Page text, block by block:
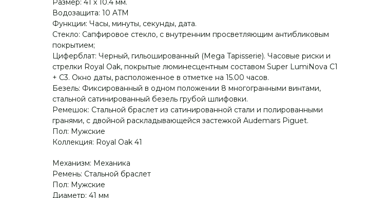
Размер: 41 х 10.4 мм.
Водозащита: 10 ATM
Функции: Часы, минуты, секунды, дата.
Стекло: Сапфировое стекло, с внутренним просветляющим антибликовым
покрытием;
Циферблат: Черный, гильошированный (Mega Tapisserie). Часовые риски и
стрелки Royal Oak, покрытые люминесцентным составом Super LumiNova С1
+ С3. Окно даты, расположенное в отметке на 15.00 часов.
Безель: Фиксированный в одном положении 8 многогранными винтами,
стальной сатинированный безель грубой шлифовки.
Ремешок: Стальной браслет из сатинированной стали и полированными
гранями, с двойной раскладывающейся застежкой Audemars Piguet.
Пол: Мужские
Коллекция: Royal Oak 41
Механизм: Механика
Ремень: Стальной браслет
Пол: Мужские
Диаметр: 41 мм